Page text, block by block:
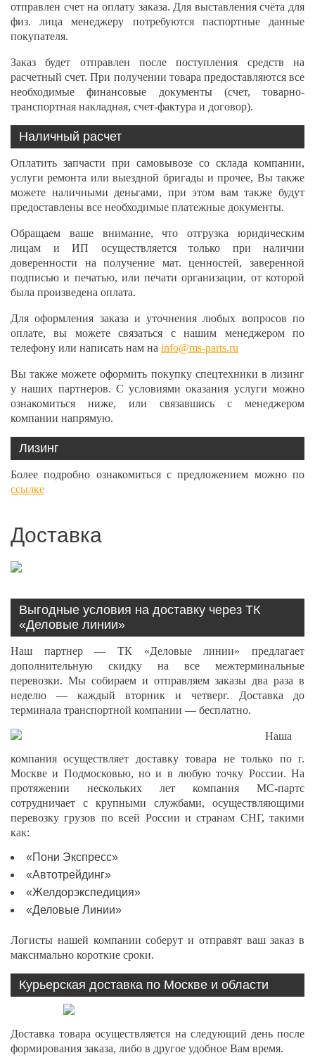
отправлен счет на оплату заказа. Для выставления счёта для
физ. лица менеджеру потребуются паспортные данные
покупателя.
Заказ будет отправлен после поступления средств на
расчетный счет. При получении товара предоставляются все
необходимые финансовые документы (счет, товарно-
транспортная накладная, счет-фактура и договор).
Наличный расчет
Оплатить запчасти при самовывозе со склада компании,
услуги ремонта или выездной бригады и прочее, Вы также
можете наличными деньгами, при этом вам также будут
предоставлены все необходимые платежные документы.
Обращаем ваше внимание, что отгрузка юридическим
лицам и ИП осуществляется только при наличии
доверенности на получение мат. ценностей, заверенной
подписью и печатью, или печати организации, от которой
была произведена оплата.
Для оформления заказа и уточнения любых вопросов по
оплате, вы можете связаться с нашим менеджером по
телефону или написать нам на info@ms-parts.ru
Вы также можете оформить покупку спецтехники в лизинг
у наших партнеров. С условиями оказания услуги можно
ознакомиться ниже, или связавшись с менеджером
компании напрямую.
Лизинг
Более подробно ознакомиться с предложением можно по
ссылке
Доставка
Выгодные условия на доставку через ТК
«Деловые линии»
Наш партнер — ТК «Деловые линии» предлагает
дополнительную скидку на все межтерминальные
перевозки. Мы собираем и отправляем заказы два раза в
неделю — каждый вторник и четверг. Доставка до
терминала транспортной компании — бесплатно.
Наша
компания осуществляет доставку товара не только по г.
Москве и Подмосковью, но и в любую точку России. На
протяжении нескольких лет компания МС-партс
сотрудничает с крупными службами, осуществляющими
перевозку грузов по всей России и странам СНГ, такими
как:
«Пони Экспресс»
«Автотрейдинг»
«Желдорэкспедиция»
«Деловые Линии»
Логисты нашей компании соберут и отправят ваш заказ в
максимально короткие сроки.
Курьерская доставка по Москве и области
Доставка товара осуществляется на следующий день после
формирования заказа, либо в другое удобное Вам время.